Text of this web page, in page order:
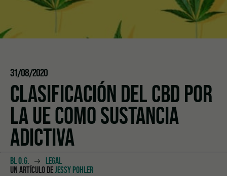
31/08/2020
CLASIFICACIÓN DEL CBD POR
LA UE COMO SUSTANCIA
ADICTIVA
BL O.G.
LEGAL
UN ARTÍCULO DEJESSY POHLER